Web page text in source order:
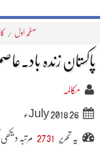
صفحہ اول /
پاکستان زندہ
مکالمہ
26 July 2018ء
یہ تحریر 2731 مرتبہ